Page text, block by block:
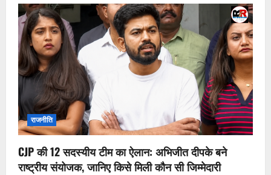
राजनीति
CJP की 12 सदस्यीय टीम का ऐलान: अभिजीत दीपके बने
राष्ट्रीय संयोजक, जानिए किसे मिली कौन सी जिम्मेदारी